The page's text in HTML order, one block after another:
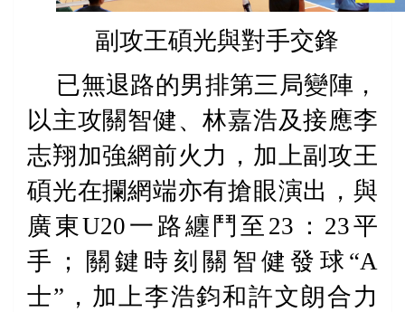
副攻王碩光與對手交鋒
已無退路的男排第三局變陣，
以主攻關智健、林嘉浩及接應李
志翔加強網前火力，加上副攻王
碩光在攔網端亦有搶眼演出，與
廣東U20 一路纏鬥至 23 ： 23平
手；關鍵時刻關智健發球“A
士”，加上李浩鈞和許文朗合力